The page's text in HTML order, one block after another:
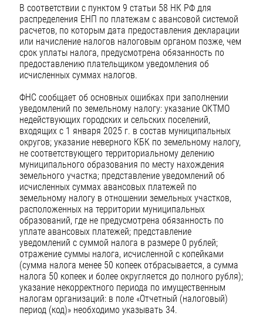
В соответствии с пунктом 9 статьи 58 НК РФ для
распределения ЕНП по платежам с авансовой системой
расчетов, по которым дата предоставления декларации
или начисление налогов налоговым органом позже, чем
срок уплаты налога, предусмотрена обязанность по
предоставлению плательщиком уведомления об
исчисленных суммах налогов.
ФНС сообщает об основных ошибках при заполнении
уведомлений по земельному налогу: указание ОКТМО
недействующих городских и сельских поселений,
входящих с 1 января 2025 г. в состав муниципальных
округов; указание неверного КБК по земельному налогу,
не соответствующего территориальному делению
муниципального образования по месту нахождения
земельного участка; представление уведомлений об
исчисленных суммах авансовых платежей по
земельному налогу в отношении земельных участков,
расположенных на территории муниципальных
образований, где не предусмотрена обязанность по
уплате авансовых платежей; представление
уведомлений с суммой налога в размере 0 рублей;
отражение суммы налога, исчисленной с копейками
(сумма налога менее 50 копеек отбрасывается, а сумма
налога 50 копеек и более округляется до полного рубля);
указание некорректного периода по имущественным
налогам организаций: в поле «Отчетный (налоговый)
период (код)» необходимо указывать 34.